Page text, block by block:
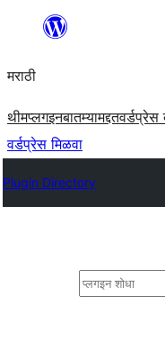
सामुग्रीवर
मराठी
थीमप्लगइनबातम्यामद्दतवर्डप्रेस
वर्डप्रेस मिळवा
Plugin Directory
शोधा